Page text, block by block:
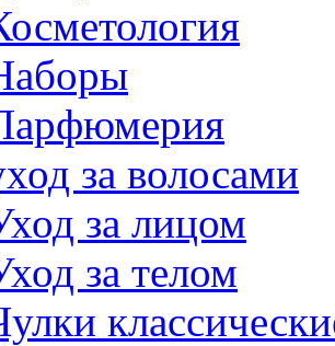
за волосами
за лицом
за телом